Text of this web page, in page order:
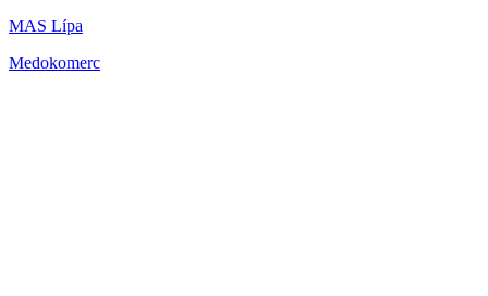
MAS Lípa
Medokomerc